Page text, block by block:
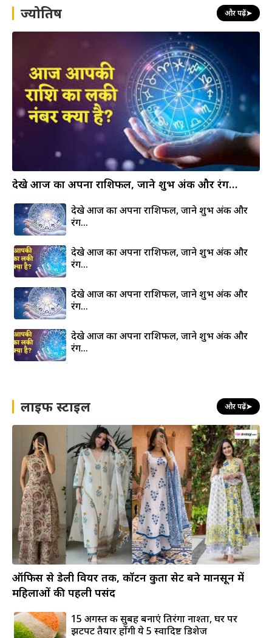
h ज्योतिष और पढ़ें➤
देखे आज का अपना राशिफल, जाने शुभ अंक और रंग…
देखे आज का अपना राशिफल, जाने शुभ अंक और
रंग…
देखे आज का अपना राशिफल, जाने शुभ अंक और
रंग…
देखे आज का अपना राशिफल, जाने शुभ अंक और
रंग…
देखे आज का अपना राशिफल, जाने शुभ अंक और
रंग…
लाइफ स्टाइल और पढ़ें➤
ऑफिस से डेली वियर तक, कॉटन कुर्ता सेट बने मानसून में
महिलाओं की पहली पसंद
15 अगस्त की सुबह बनाएं तिरंगा नाश्ता, घर पर
झटपट तैयार होंगी ये 5 स्वादिष्ट डिशेज